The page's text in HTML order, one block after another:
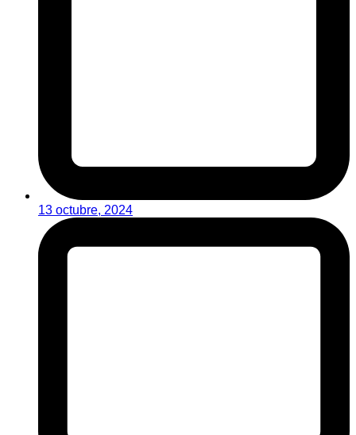
13 octubre, 2024